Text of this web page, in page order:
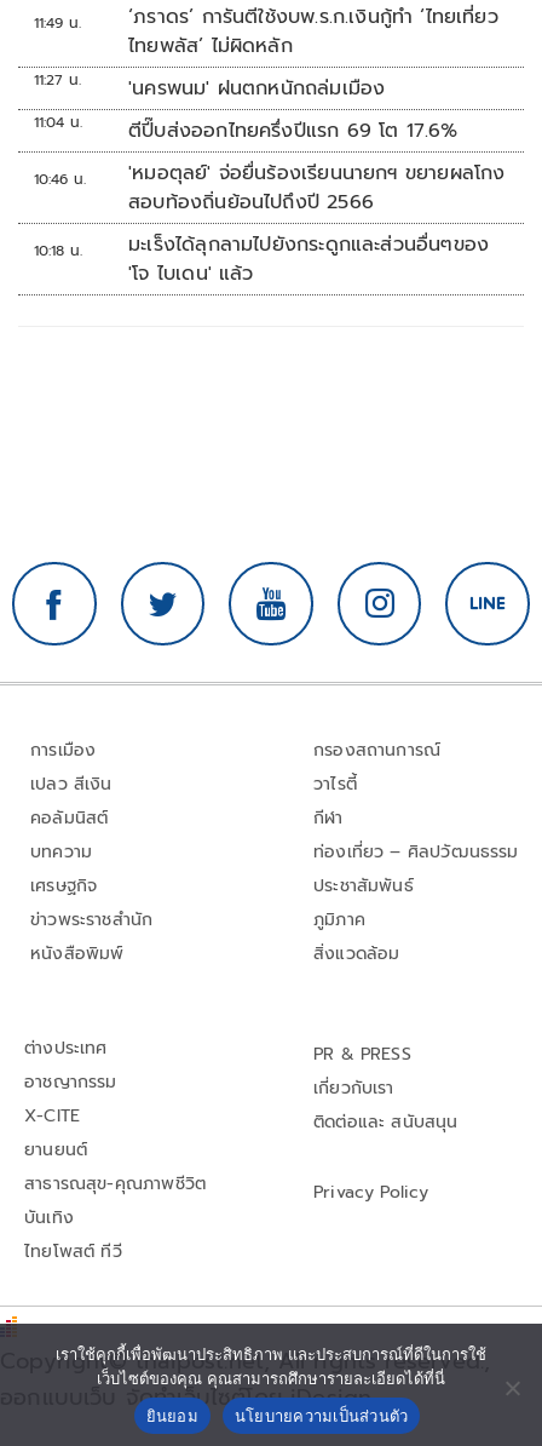
11:49 น.
‘ภราดร’ การันตีใช้งบพ.ร.ก.เงินกู้ทำ ‘ไทยเที่ยว
ไทยพลัส’ ไม่ผิดหลัก
11:27 น. 'นครพนม' ฝนตกหนักถล่มเมือง
11:04 น. ตีปี๊บส่งออกไทยครึ่งปีแรก 69 โต 17.6%
10:46 น.
'หมอตุลย์' จ่อยื่นร้องเรียนนายกฯ ขยายผลโกง
สอบท้องถิ่นย้อนไปถึงปี 2566
10:18 น.
มะเร็งได้ลุกลามไปยังกระดูกและส่วนอื่นๆของ
'โจ ไบเดน' แล้ว
การเมือง
เปลว สีเงิน
คอลัมนิสต์
บทความ
เศรษฐกิจ
ข่าวพระราชสำนัก
หนังสือพิมพ์
กรองสถานการณ์
วาไรตี้
กีฬา
ท่องเที่ยว – ศิลปวัฒนธรรม
ประชาสัมพันธ์
ภูมิภาค
สิ่งแวดล้อม
ต่างประเทศ
อาชญากรรม
X-CITE
ยานยนต์
สาธารณสุข-คุณภาพชีวิต
บันเทิง
ไทยโพสต์ ทีวี
PR & PRESS
เกี่ยวกับเรา
ติดต่อและ สนับสนุน
Privacy Policy
Copyright© thaipost.net, All rights reserved.,
ออกแบบเว็บ จัดทำเว็บไซต์โดย iDesign
เราใช้คุกกี้เพื่อพัฒนาประสิทธิภาพ และประสบการณ์ที่ดีในการใช้
เว็บไซต์ของคุณ คุณสามารถศึกษารายละเอียดได้ที่นี่
ยินยอม
นโยบายความเป็นส่วนตัว